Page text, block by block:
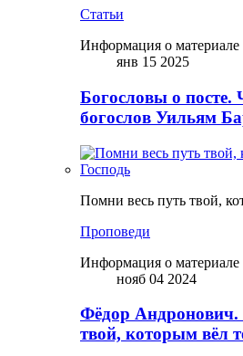
Статьи
Информация о материале
янв 15 2025
Богословы о посте.
богослов Уильям
Помни весь путь твой,
Проповеди
Информация о материале
нояб 04 2024
Фёдор Андронович.
твой, которым вёл